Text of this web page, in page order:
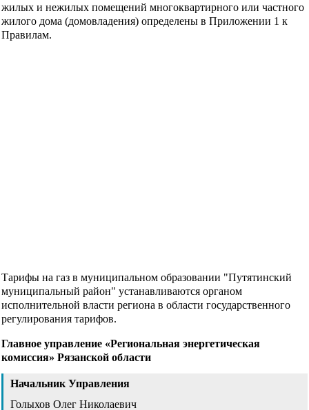
жилых и нежилых помещений многоквартирного или частного
жилого дома (домовладения) определены в Приложении 1 к
Правилам.
Тарифы на газ в муниципальном образовании "Путятинский
муниципальный район" устанавливаются органом
исполнительной власти региона в области государственного
регулирования тарифов.
Главное управление «Региональная энергетическая
комиссия» Рязанской области
Начальник Управления
Голыхов Олег Николаевич